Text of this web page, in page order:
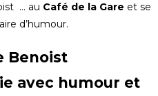
… au Café de la Gare et se
d’humour.
Benoist
avec humour et